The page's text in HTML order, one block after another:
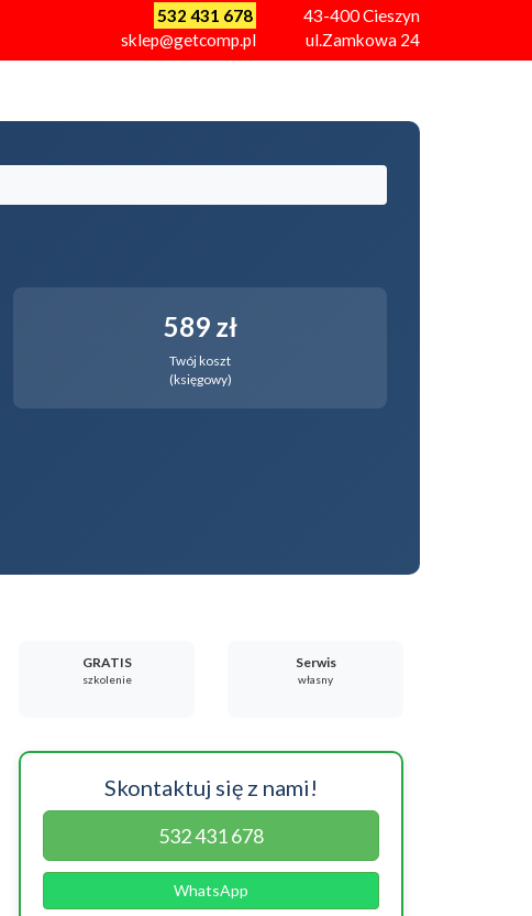
532 431 678
sklep@getcomp.pl
43-400Cieszyn
ul.Zamkowa 24
589 zł
Twój koszt
(księgowy)
GRATIS
szkolenie
Serwis
własny
Skontaktuj się z nami!
532 431 678
WhatsApp